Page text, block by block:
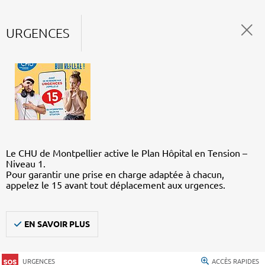
URGENCES
Le CHU de Montpellier active le Plan Hôpital en Tension –
Niveau 1.
Pour garantir une prise en charge adaptée à chacun,
appelez le 15 avant tout déplacement aux urgences.
EN SAVOIR PLUS
URGENCES ACCÈS RAPIDES